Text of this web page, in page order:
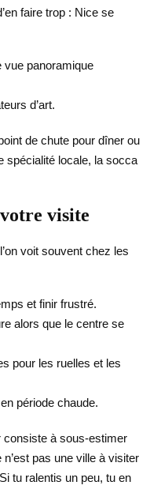
faire trop : Nice se
vue panoramique
d’art.
de chute pour dîner ou
spécialité locale, la socca
visite
voit souvent chez les
et finir frustré.
alors que le centre se
pour les ruelles et les
période chaude.
consiste à sous-estimer
pas une ville à visiter
tu ralentis un peu, tu en